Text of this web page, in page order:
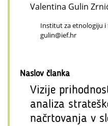
Valentina Gulin
Institut za etnologiju i
gulin@ief.hr
Naslov članka
Vizije
analiza
načrtovanja v